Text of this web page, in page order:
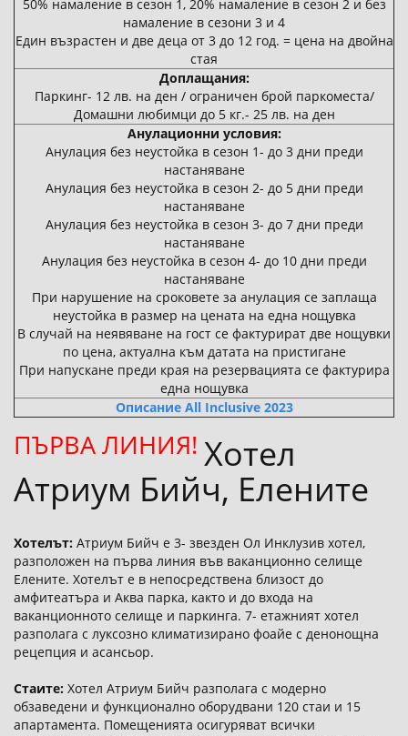
50% намаление в сезон 1, 20% намаление в сезон 2 и без
намаление в сезони 3 и 4
Един възрастен и две деца от 3 до 12 год. = цена на двойна
стая
Доплащания:
Паркинг- 12 лв. на ден / ограничен брой паркоместа/
Домашни любимци до 5 кг.- 25 лв. на ден
Анулационни условия:
Анулация без неустойка в сезон 1- до 3 дни преди
настаняване
Анулация без неустойка в сезон 2- до 5 дни преди
настаняване
Анулация без неустойка в сезон 3- до 7 дни преди
настаняване
Анулация без неустойка в сезон 4- до 10 дни преди
настаняване
При нарушение на сроковете за анулация се заплаща
неустойка в размер на цената на една нощувка
В случай на неявяване на гост се фактурират две нощувки
по цена, актуална към датата на пристигане
При напускане преди края на резервацията се фактурира
една нощувка
Описание All Inclusive 2023
ПЪРВА ЛИНИЯ! Хотел
Атриум Бийч, Елените
Хотелът: Атриум Бийч е 3- звезден Ол Инклузив хотел,
разположен на първа линия във ваканционно селище
Елените. Хотелът е в непосредствена близост до
амфитеатъра и Аква парка, както и до входа на
ваканционното селище и паркинга. 7- етажният хотел
разполага с луксозно климатизирано фоайе с денонощна
рецепция и асансьор.
Стаите: Хотел Атриум Бийч разполага с модерно
обзаведени и функционално оборудвани 120 стаи и 15
апартамента. Помещенията осигуряват всички